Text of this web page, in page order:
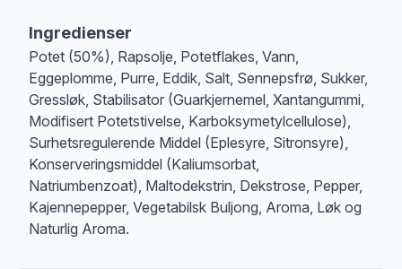
Ingredienser
Potet (50%), Rapsolje, Potetflakes, Vann,
Eggeplomme, Purre, Eddik, Salt, Sennepsfrø, Sukker,
Gressløk, Stabilisator (Guarkjernemel, Xantangummi,
Modifisert Potetstivelse, Karboksymetylcellulose),
Surhetsregulerende Middel (Eplesyre, Sitronsyre),
Konserveringsmiddel (Kaliumsorbat,
Natriumbenzoat), Maltodekstrin, Dekstrose, Pepper,
Kajennepepper, Vegetabilsk Buljong, Aroma, Løk og
Naturlig Aroma.